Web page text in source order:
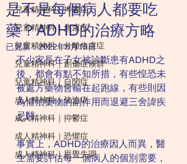
兒童精神科｜抑鬱症
兒童精神科｜焦慮症
兒童精神科｜分離焦慮症
兒童精神科｜創傷症候群
兒童精神科｜自閉症
成人精神科｜強迫症
成人精神科｜抑鬱症
成人精神科｜恐懼症
成人精神科｜思覺失調
是不是每個病人都要吃
藥？ADHD的治療方略
已更新：2022年6月19日
不少家長在子女被診斷患有ADHD之
後，都會有點不知所措，有些惶恐未
被處方藥物會輸在起跑線，有些則因
為懼怕藥物的副作用而退避三舍諱疾
忌醫。
事實上，ADHD的治療因人而異，醫
生需要評估每一個病人的個別需要，